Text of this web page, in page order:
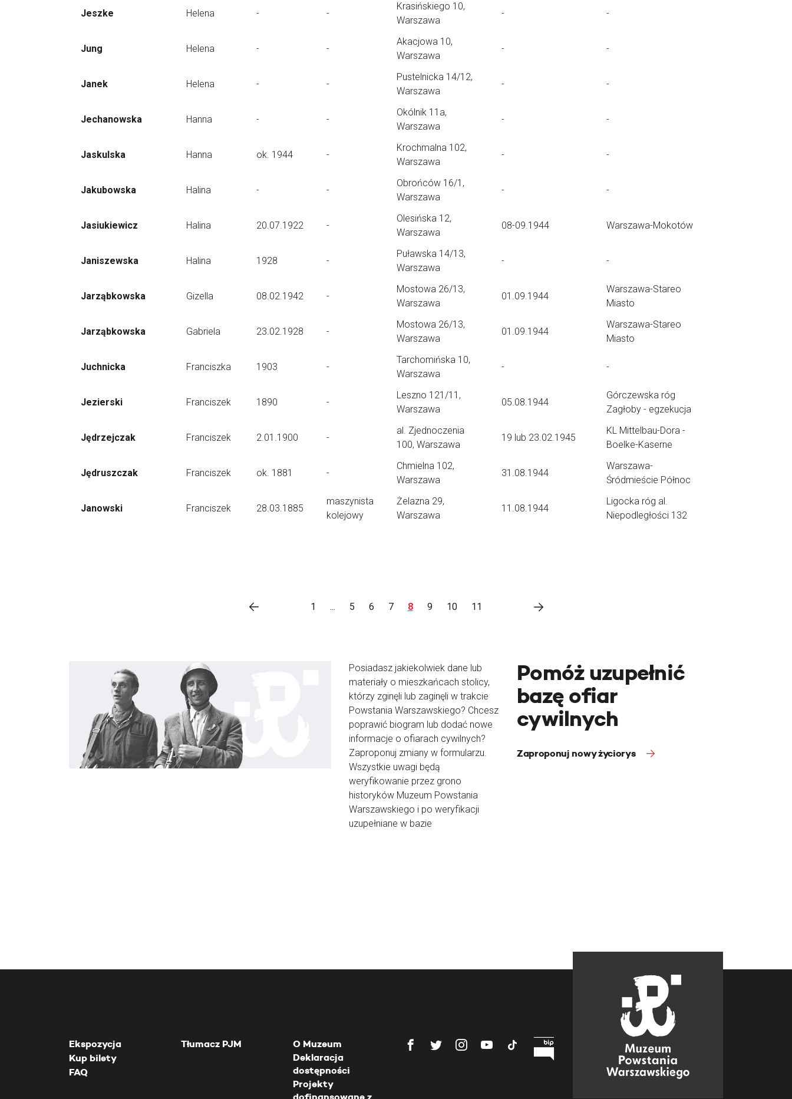
Jeszke Helena - -
Krasińskiego 10,
Warszawa
- -
Jung Helena - -
Akacjowa 10,
Warszawa
- -
Janek Helena - -
Pustelnicka 14/12,
Warszawa
- -
Jechanowska Hanna - -
Okólnik 11a,
Warszawa
- -
Jaskulska Hanna ok. 1944 -
Krochmalna 102,
Warszawa
- -
Jakubowska Halina - -
Obrońców 16/1,
Warszawa
- -
Jasiukiewicz Halina 20.07.1922 -
Olesińska 12,
Warszawa
08-09.1944 Warszawa-Mokotów
Janiszewska Halina 1928 -
Puławska 14/13,
Warszawa
- -
Jarząbkowska Gizella 08.02.1942 -
Mostowa 26/13,
Warszawa
01.09.1944
Warszawa-Stareo
Miasto
Jarząbkowska Gabriela 23.02.1928 -
Mostowa 26/13,
Warszawa
01.09.1944
Warszawa-Stareo
Miasto
Juchnicka Franciszka 1903 -
Tarchomińska 10,
Warszawa
- -
Jezierski Franciszek 1890 -
Leszno 121/11,
Warszawa
05.08.1944
Górczewska róg
Zagłoby - egzekucja
Jędrzejczak Franciszek 2.01.1900 -
al. Zjednoczenia
100, Warszawa
19 lub 23.02.1945
KL Mittelbau-Dora -
Boelke-Kaserne
Jędruszczak Franciszek ok. 1881 -
Chmielna 102,
Warszawa
31.08.1944
Warszawa-
Śródmieście Północ
Janowski Franciszek 28.03.1885
maszynista
kolejowy
Żelazna 29,
Warszawa
11.08.1944
Ligocka róg al.
Niepodległości 132
1 ... 5 6 7 8 9 10 11
Posiadasz jakiekolwiek dane lub
materiały o mieszkańcach stolicy,
którzy zginęli lub zaginęli w trakcie
Powstania Warszawskiego? Chcesz
poprawić biogram lub dodać nowe
informacje o ofiarach cywilnych?
Zaproponuj zmiany w formularzu.
Wszystkie uwagi będą
weryfikowanie przez grono
historyków Muzeum Powstania
Warszawskiego i po weryfikacji
uzupełniane w bazie
Pomóż uzupełnić
bazę ofiar
cywilnych
Zaproponuj nowy życiorys
Ekspozycja
Kup bilety
FAQ
Tłumacz PJM
O Muzeum
Deklaracja
dostępności
Projekty